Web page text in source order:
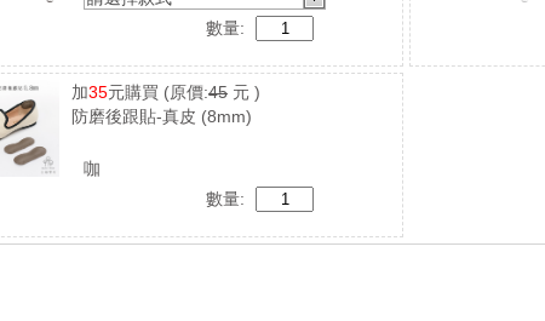
數量:
加35元購買 (原價:45 元 )
防磨後跟貼-真皮 (8mm)
咖
數量: